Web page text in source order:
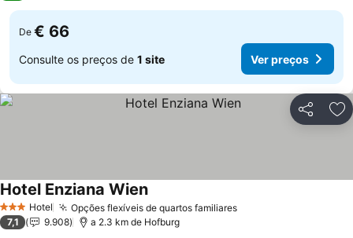
De € 66
Consulte os preços de 1 site Ver preços
Partilhar
3 EstrelasHotel Opções flexíveis de quartos familiares
Hotel Enziana Wien
7,1 9.908 a 2.3 km de Hofburg